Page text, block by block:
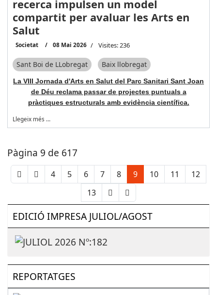
recerca impulsen un model
compartit per avaluar les Arts en
Salut
Societat 08 Mai 2026 Visites: 236
Sant Boi de LLobregat Baix llobregat
La VIII Jornada d'Arts en Salut del Parc Sanitari Sant Joan
de Déu reclama passar de projectes puntuals a
pràctiques estructurals amb evidència científica.
Llegeix més …
Pàgina 9 de 617
4 5 6 7 8 9 10 11
12
13
EDICIÓ IMPRESA JULIOL/AGOST
REPORTATGES